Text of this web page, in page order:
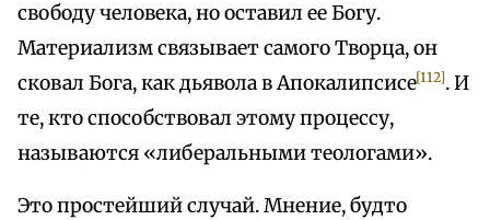
свободу человека, но оставил ее Богу.
Материализм связывает самого Творца, он
сковал Бога, как дьявола в Апокалипсисе[112]. И
те, кто способствовал этому процессу,
называются «либеральными теологами».
Это простейший случай. Мнение, будто